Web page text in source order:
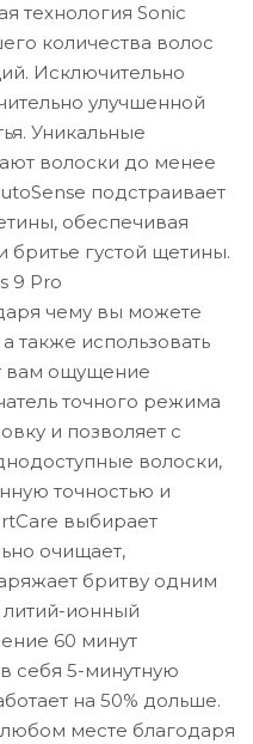
технология Sonic
количества волос
Исключительно
улучшенной
Уникальные
волоски до менее
подстраивает
обеспечивая
бритье густой щетины.
9 Pro
чему вы можете
также использовать
вам ощущение
точного режима
и позволяет с
волоски,
точностью и
выбирает
очищает,
бритву одним
ионный
60 минут
себя 5-минутную
на 50% дольше.
месте благодаря